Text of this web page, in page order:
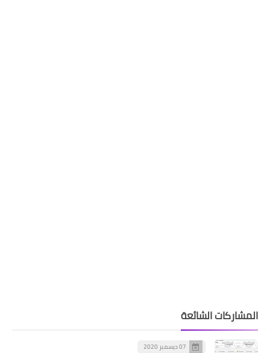
المشاركات الشائعة
07 ديسمبر 2020